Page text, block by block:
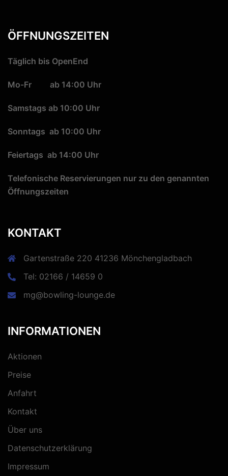
ÖFFNUNGSZEITEN
Täglich bis OpenEnd
Mo-Fr ab 14:00 Uhr
Samstags ab 10:00 Uhr
Sonntags ab 10:00 Uhr
Feiertags ab 14:00 Uhr
Telefonische Reservierungen nur zu den genannten
Öffnungszeiten
KONTAKT
Gartenstraße 220 41236 Mönchengladbach
Tel: 02166 / 14659 0
mg@bowling-lounge.de
INFORMATIONEN
Aktionen
Preise
Anfahrt
Kontakt
Über uns
Datenschutzerklärung
Impressum